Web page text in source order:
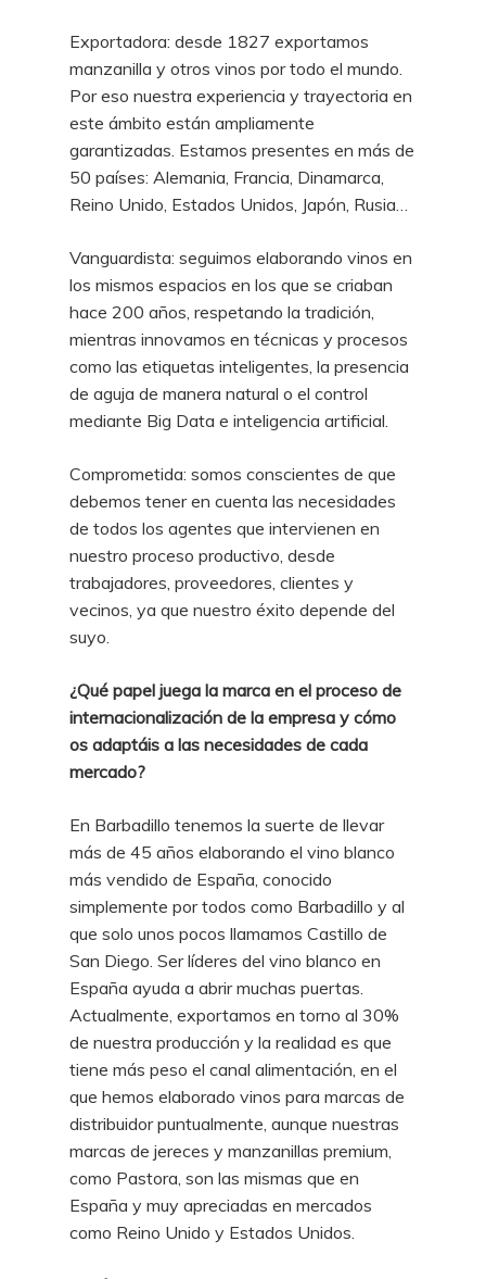
Exportadora: desde 1827 exportamos
manzanilla y otros vinos por todo el mundo.
Por eso nuestra experiencia y trayectoria en
este ámbito están ampliamente
garantizadas. Estamos presentes en más de
50 países: Alemania, Francia, Dinamarca,
Reino Unido, Estados Unidos, Japón, Rusia…
Vanguardista: seguimos elaborando vinos en
los mismos espacios en los que se criaban
hace 200 años, respetando la tradición,
mientras innovamos en técnicas y procesos
como las etiquetas inteligentes, la presencia
de aguja de manera natural o el control
mediante Big Data e inteligencia artificial.
Comprometida: somos conscientes de que
debemos tener en cuenta las necesidades
de todos los agentes que intervienen en
nuestro proceso productivo, desde
trabajadores, proveedores, clientes y
vecinos, ya que nuestro éxito depende del
suyo.
¿Qué papel juega la marca en el proceso de
internacionalización de la empresa y cómo
os adaptáis a las necesidades de cada
mercado?
En Barbadillo tenemos la suerte de llevar
más de 45 años elaborando el vino blanco
más vendido de España, conocido
simplemente por todos como Barbadillo y al
que solo unos pocos llamamos Castillo de
San Diego. Ser líderes del vino blanco en
España ayuda a abrir muchas puertas.
Actualmente, exportamos en torno al 30%
de nuestra producción y la realidad es que
tiene más peso el canal alimentación, en el
que hemos elaborado vinos para marcas de
distribuidor puntualmente, aunque nuestras
marcas de jereces y manzanillas premium,
como Pastora, son las mismas que en
España y muy apreciadas en mercados
como Reino Unido y Estados Unidos.